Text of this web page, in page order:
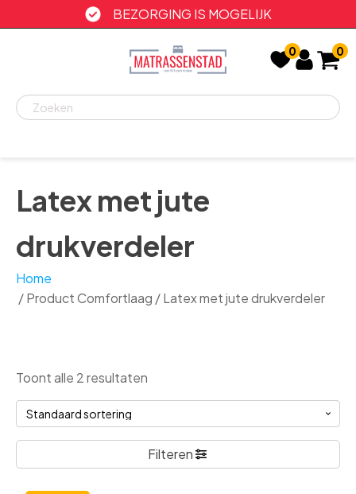
BEZORGING IS MOGELIJK
0 0
Latex met jute
drukverdeler
Home
/ Product Comfortlaag / Latex met jute drukverdeler
Toont alle 2 resultaten
Filteren